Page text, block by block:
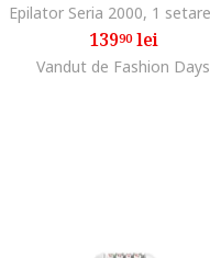
13990lei
Vandut de Fashion Days